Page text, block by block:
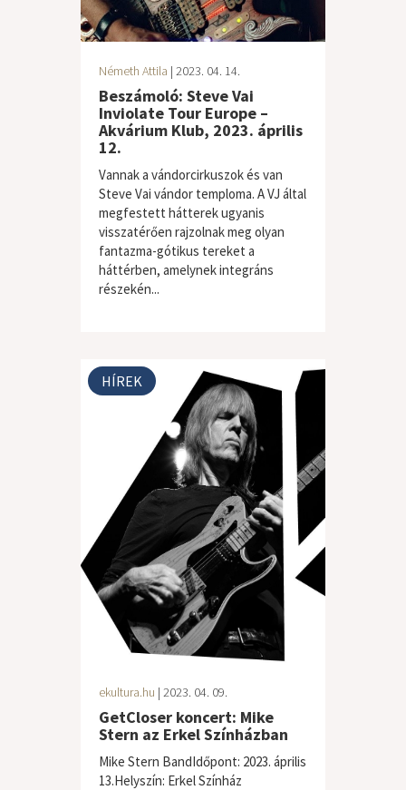
Németh Attila | 2023. 04. 14.
Beszámoló: Steve Vai
Inviolate Tour Europe –
Akvárium Klub, 2023. április
12.
Vannak a vándorcirkuszok és van
Steve Vai vándor temploma. A VJ által
megfestett hátterek ugyanis
visszatérően rajzolnak meg olyan
fantazma-gótikus tereket a
háttérben, amelynek integráns
részekén...
rock
HÍREK
ekultura.hu | 2023. 04. 09.
GetCloser koncert: Mike
Stern az Erkel Színházban
Mike Stern BandIdőpont: 2023. április
13.Helyszín: Erkel Színház